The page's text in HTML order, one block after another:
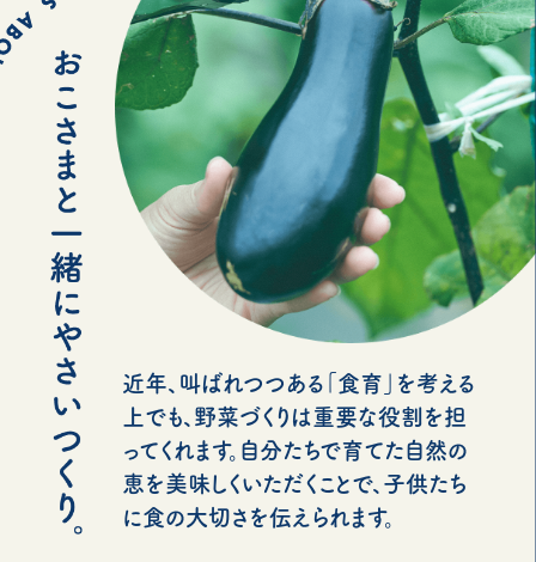
近年、叫ばれつつある「食育」を考える
上でも、野菜づくりは重要な役割を担
ってくれます。自分たちで育てた自然の
恵を美味しくいただくことで、子供たち
に食の大切さを伝えられます。